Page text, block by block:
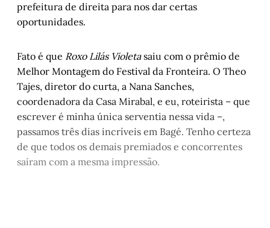
prefeitura de direita para nos dar certas
oportunidades.
Fato é que Roxo Lilás Violetasaiu com o prêmio de
Melhor Montagem do Festival da Fronteira. O Theo
Tajes, diretor do curta, a Nana Sanches,
coordenadora da Casa Mirabal, e eu, roteirista – que
escrever é minha única serventia nessa vida –,
passamos três dias incríveis em Bagé. Tenho certeza
de que todos os demais premiados e concorrentes
saíram com a mesma impressão.